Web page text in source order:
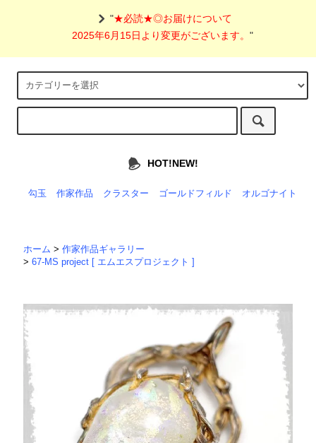
"★必読★◎お届けについて
2025年6月15日より変更がございます。"
HOT!NEW!
勾玉 作家作品 クラスター ゴールドフィルド オルゴナイト
ホーム >作家作品ギャラリー
>67-MS project [ エムエスプロジェクト ]